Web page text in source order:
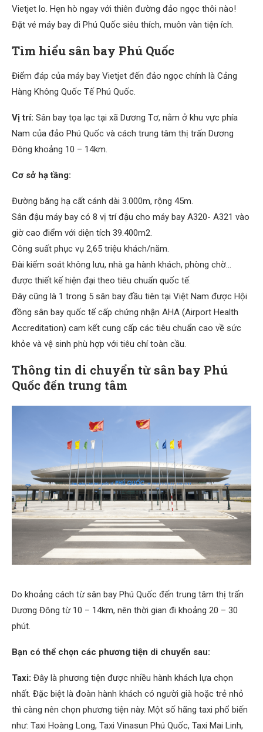
Vietjet lo. Hẹn hò ngay với thiên đường đảo ngọc thôi nào!
Đặt vé máy bay đi Phú Quốc siêu thích, muôn vàn tiện ích.
Tìm hiểu sân bay Phú Quốc
Điểm đáp của máy bay Vietjet đến đảo ngọc chính là Cảng
Hàng Không Quốc Tế Phú Quốc.
Vị trí: Sân bay tọa lạc tại xã Dương Tơ, nằm ở khu vực phía
Nam của đảo Phú Quốc và cách trung tâm thị trấn Dương
Đông khoảng 10 – 14km.
Cơ sở hạ tầng:
Đường băng hạ cất cánh dài 3.000m, rộng 45m.
Sân đậu máy bay có 8 vị trí đậu cho máy bay A320- A321 vào
giờ cao điểm với diện tích 39.400m2.
Công suất phục vụ 2,65 triệu khách/năm.
Đài kiểm soát không lưu, nhà ga hành khách, phòng chờ…
được thiết kế hiện đại theo tiêu chuẩn quốc tế.
Đây cũng là 1 trong 5 sân bay đầu tiên tại Việt Nam được Hội
đồng sân bay quốc tế cấp chứng nhận AHA (Airport Health
Accreditation) cam kết cung cấp các tiêu chuẩn cao về sức
khỏe và vệ sinh phù hợp với tiêu chí toàn cầu.
Thông tin di chuyển từ sân bay Phú
Quốc đến trung tâm
Do khoảng cách từ sân bay Phú Quốc đến trung tâm thị trấn
Dương Đông từ 10 – 14km, nên thời gian đi khoảng 20 – 30
phút.
Bạn có thể chọn các phương tiện di chuyển sau:
Taxi: Đây là phương tiện được nhiều hành khách lựa chọn
nhất. Đặc biệt là đoàn hành khách có người già hoặc trẻ nhỏ
thì càng nên chọn phương tiện này. Một số hãng taxi phổ biến
như: Taxi Hoàng Long, Taxi Vinasun Phú Quốc, Taxi Mai Linh,